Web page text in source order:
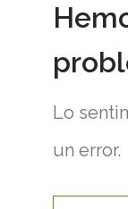
Lo
un error.